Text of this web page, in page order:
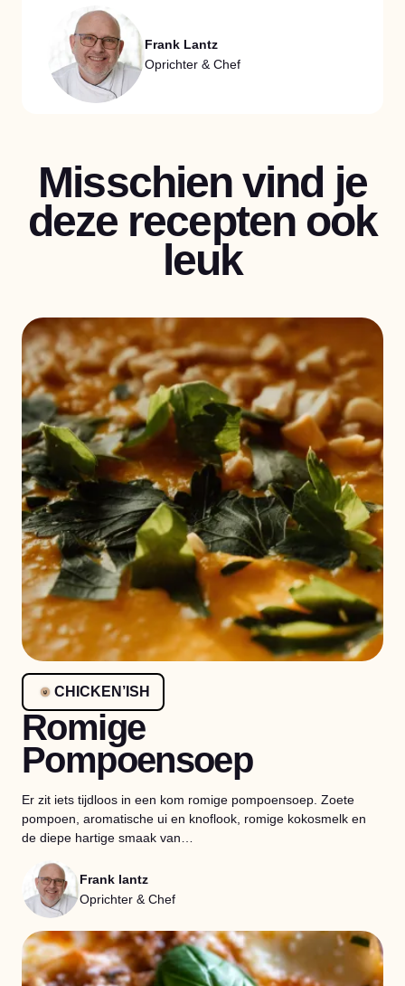
Frank Lantz
Oprichter & Chef
Misschien vind je
deze recepten ook
leuk
CHICKEN’ISH
Romige
Pompoensoep
Er zit iets tijdloos in een kom romige pompoensoep. Zoete
pompoen, aromatische ui en knoflook, romige kokosmelk en
de diepe hartige smaak van…
Frank lantz
Oprichter & Chef